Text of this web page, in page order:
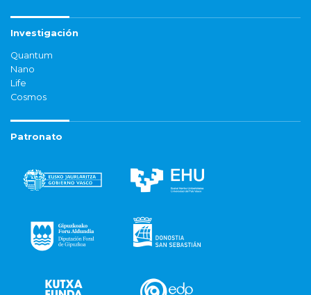
Investigación
Quantum
Nano
Life
Cosmos
Patronato